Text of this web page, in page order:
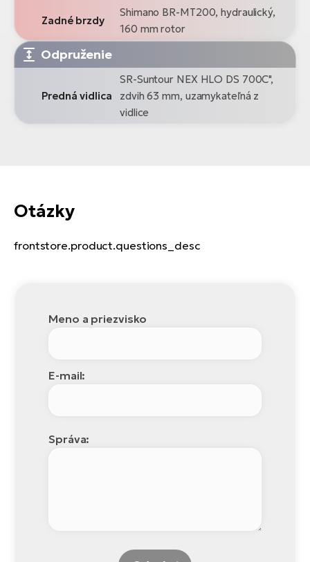
Zadné brzdy
Shimano BR-MT200, hydraulický,
160 mm rotor
Odpruženie
Predná vidlica
SR-Suntour NEX HLO DS 700C",
zdvih 63 mm, uzamykateľná z
vidlice
Otázky
frontstore.product.questions_desc
Meno a priezvisko
E-mail:
Správa: